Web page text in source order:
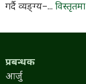
गर्दै व्यङ्ग्य–... विस्तृतमा
प्रबन्धक
आर्जु